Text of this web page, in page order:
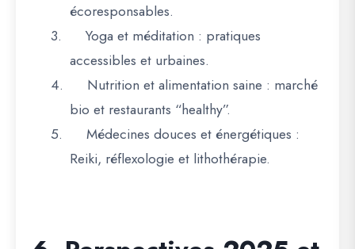
écoresponsables.
3.
Yoga et méditation : pratiques
accessibles et urbaines.
4.
Nutrition et alimentation saine : marché
bio et restaurants “healthy”.
5.
Médecines douces et énergétiques :
Reiki, réflexologie et lithothérapie.